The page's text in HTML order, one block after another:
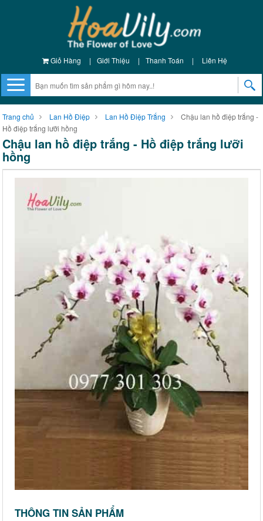
Giỏ Hàng | Giới Thiệu | Thanh Toán | Liên Hệ
Trang chủ Lan Hồ Điệp Lan Hồ Điệp Trắng
Chậu lan hồ điệp trắng -
Hồ điệp trắng lưỡi hồng
Chậu lan hồ điệp trắng - Hồ điệp trắng lưỡi
hồng
THÔNG TIN SẢN PHẨM